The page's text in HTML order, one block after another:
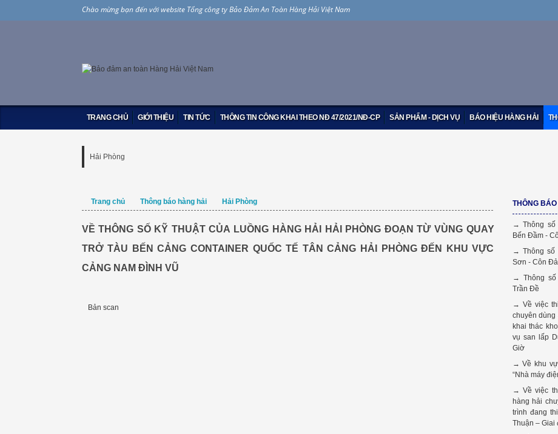
Chào mừng bạn đến với website Tổng công ty Bảo Đảm An Toàn Hàng Hải Việt Nam
TRANG CHỦ GIỚI THIỆU TIN TỨC THÔNG TIN CÔNG KHAI THEO NĐ 47/2021/NĐ-CP SẢN PHẨM - DỊCH VỤ BÁO HIỆU HÀNG HẢI
Hải Phòng
Trang chủ Thông báo hàng hải
Hải Phòng
Cảng Hải Phòng đến khu vực cảng Nam Đình Vũ
VỀ THÔNG SỐ KỸ THUẬT CỦA LUỒNG HÀNG HẢI HẢI PHÒNG ĐOẠN TỪ VÙNG QUAY
TRỞ TÀU BẾN CẢNG CONTAINER QUỐC TẾ TÂN CẢNG HẢI PHÒNG ĐẾN KHU VỰC
CẢNG NAM ĐÌNH VŨ
Bản scan
THÔNG
→ Thông số
Bến Đầm -
→ Thông số
Sơn - Côn
→ Thông số
Trần Đề
→ Về việc
chuyên dùng
khai thác
vụ san lấp
Giờ
→ Về khu
“Nhà máy
→ Về việc
hàng hải
trình đang
Thuận – Giai